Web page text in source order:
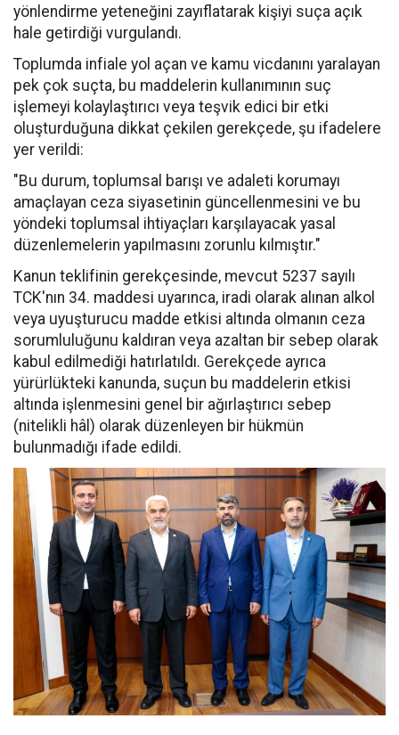
yönlendirme yeteneğini zayıflatarak kişiyi suça açık
hale getirdiği vurgulandı.
Toplumda infiale yol açan ve kamu vicdanını yaralayan
pek çok suçta, bu maddelerin kullanımının suç
işlemeyi kolaylaştırıcı veya teşvik edici bir etki
oluşturduğuna dikkat çekilen gerekçede, şu ifadelere
yer verildi:
"Bu durum, toplumsal barışı ve adaleti korumayı
amaçlayan ceza siyasetinin güncellenmesini ve bu
yöndeki toplumsal ihtiyaçları karşılayacak yasal
düzenlemelerin yapılmasını zorunlu kılmıştır."
Kanun teklifinin gerekçesinde, mevcut 5237 sayılı
TCK'nın 34. maddesi uyarınca, iradi olarak alınan alkol
veya uyuşturucu madde etkisi altında olmanın ceza
sorumluluğunu kaldıran veya azaltan bir sebep olarak
kabul edilmediği hatırlatıldı. Gerekçede ayrıca
yürürlükteki kanunda, suçun bu maddelerin etkisi
altında işlenmesini genel bir ağırlaştırıcı sebep
(nitelikli hâl) olarak düzenleyen bir hükmün
bulunmadığı ifade edildi.